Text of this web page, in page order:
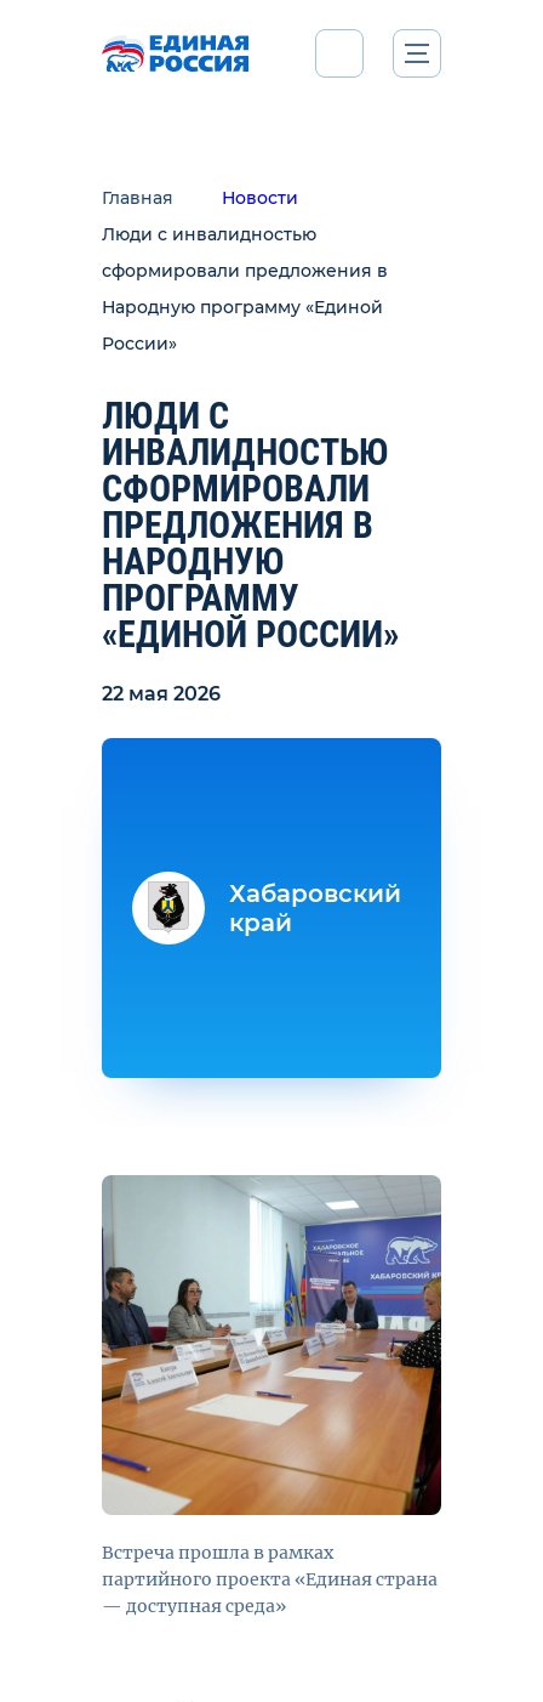
Главная
Новости
Люди с инвалидностью
сформировали предложения в
Народную программу «Единой
России»
ЛЮДИ С
ИНВАЛИДНОСТЬЮ
СФОРМИРОВАЛИ
ПРЕДЛОЖЕНИЯ В
НАРОДНУЮ
ПРОГРАММУ
«ЕДИНОЙ РОССИИ»
22 мая 2026
Встреча прошла в рамках
партийного проекта «Единая страна
— доступная среда»
Хабаровский
край